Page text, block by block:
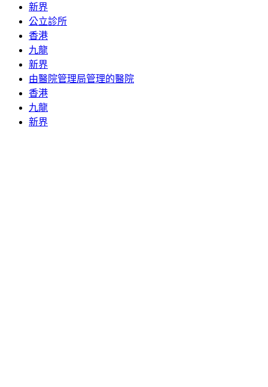
新界
公立診所
香港
九龍
新界
由醫院管理局管理的醫院
香港
九龍
新界